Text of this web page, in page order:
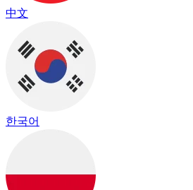
中文
한국어